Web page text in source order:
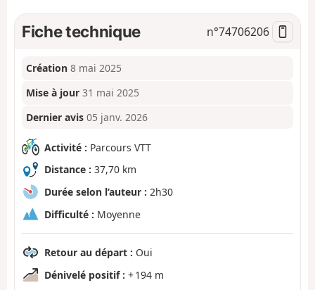
n
Fiche technique n°74706206
Création 8 mai 2025
Mise à jour 31 mai 2025
Dernier avis 05 janv. 2026
Activité : Parcours VTT
Distance : 37,70 km
Durée selon l’auteur : 2h30
Difficulté : Moyenne
Retour au départ : Oui
Dénivelé positif : + 194 m